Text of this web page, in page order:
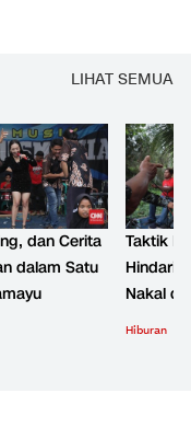
LIHAT SEMUA
dan Cerita
dalam Satu
Taktik
Hindari
Nakal
Hiburan